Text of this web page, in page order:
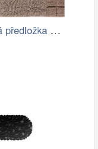
Koupelnová předložka CHESS